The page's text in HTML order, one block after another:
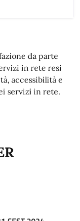
da parte
in rete resi
accessibilità e
servizi in rete.